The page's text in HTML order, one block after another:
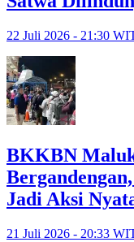
22 Juli 2026 - 21:30
BKKBN
Jadi Aksi
21 Juli 2026 - 20:33